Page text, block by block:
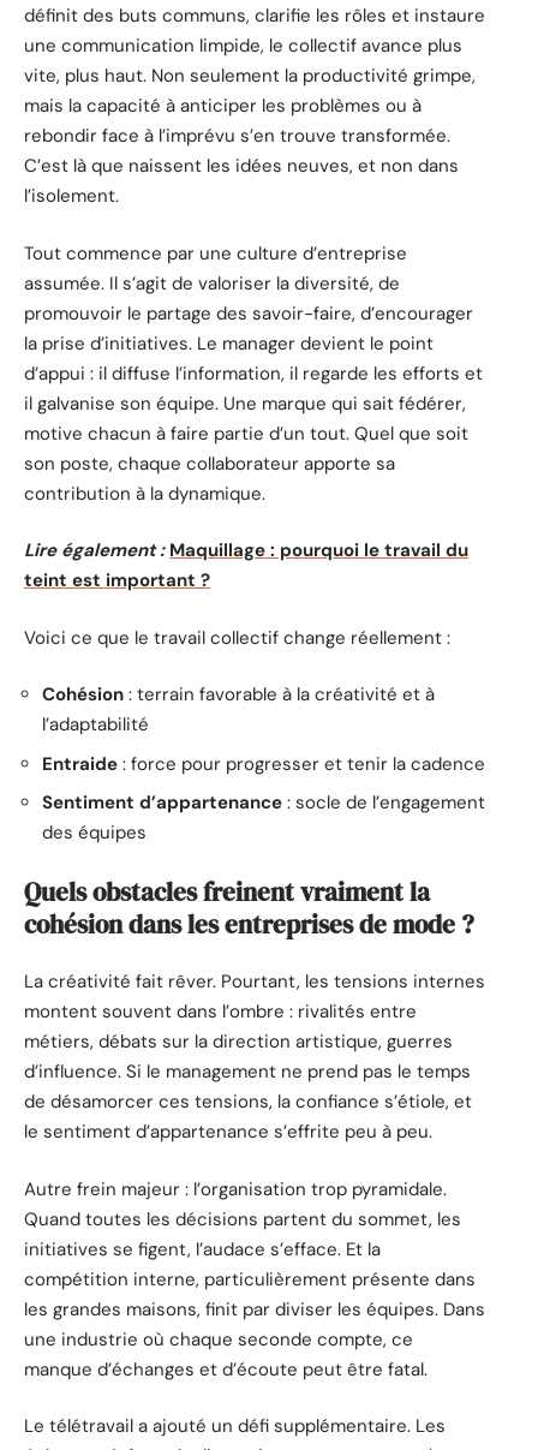
définit des buts communs, clarifie les rôles et instaure
une communication limpide, le collectif avance plus
vite, plus haut. Non seulement la productivité grimpe,
mais la capacité à anticiper les problèmes ou à
rebondir face à l’imprévu s’en trouve transformée.
C’est là que naissent les idées neuves, et non dans
l’isolement.
Tout commence par une culture d’entreprise
assumée. Il s’agit de valoriser la diversité, de
promouvoir le partage des savoir-faire, d’encourager
la prise d’initiatives. Le manager devient le point
d’appui : il diffuse l’information, il regarde les efforts et
il galvanise son équipe. Une marque qui sait fédérer,
motive chacun à faire partie d’un tout. Quel que soit
son poste, chaque collaborateur apporte sa
contribution à la dynamique.
Lire également : Maquillage : pourquoi le travail du
teint est important ?
Voici ce que le travail collectif change réellement :
Cohésion : terrain favorable à la créativité et à
l’adaptabilité
Entraide : force pour progresser et tenir la cadence
Sentiment d’appartenance : socle de l’engagement
des équipes
Quels obstacles freinent vraiment la
cohésion dans les entreprises de mode ?
La créativité fait rêver. Pourtant, les tensions internes
montent souvent dans l’ombre : rivalités entre
métiers, débats sur la direction artistique, guerres
d’influence. Si le management ne prend pas le temps
de désamorcer ces tensions, la confiance s’étiole, et
le sentiment d’appartenance s’effrite peu à peu.
Autre frein majeur : l’organisation trop pyramidale.
Quand toutes les décisions partent du sommet, les
initiatives se figent, l’audace s’efface. Et la
compétition interne, particulièrement présente dans
les grandes maisons, finit par diviser les équipes. Dans
une industrie où chaque seconde compte, ce
manque d’échanges et d’écoute peut être fatal.
Le télétravail a ajouté un défi supplémentaire. Les